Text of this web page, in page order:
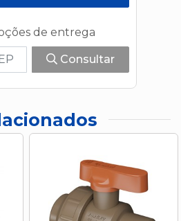
de entrega
Consultar